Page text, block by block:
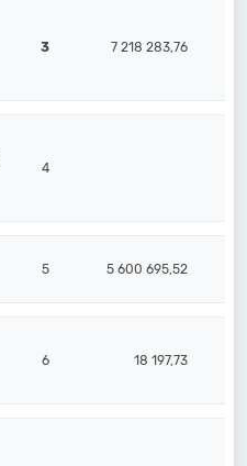
3 7 218 283,76
4
5 5 600 695,52
6 18 197,73